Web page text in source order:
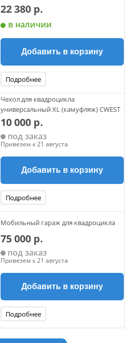
22 380 р.
в наличии
Добавить в корзину
Подробнее
Чехол для квадроцикла
универсальный XL (камуфляж) CWEST
10 000 р.
под заказ
Привезем к 21 августа
Добавить в корзину
Подробнее
Мобильный гараж для квадроцикла
75 000 р.
под заказ
Привезем к 21 августа
Добавить в корзину
Подробнее